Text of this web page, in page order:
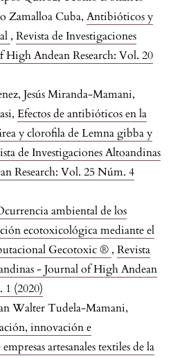
Zamalloa Cuba, Antibióticos y
, Revista de Investigaciones
Andean Research: Vol. 20
Jesús Miranda-Mamani,
Efectos de antibióticos en la
y clorofila de Lemna gibba y
de Investigaciones Altoandinas
Research: Vol. 25 Núm. 4
ambiental de los
ecotoxicológica mediante el
Gecotoxic ® , Revista
- Journal of High Andean
1 (2020)
Walter Tudela-Mamani,
innovación e
artesanales textiles de la